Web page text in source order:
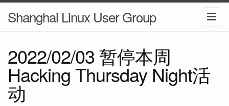
Shanghai Linux User Group
2022/02/03 暂停本周
Hacking Thursday Night活
动